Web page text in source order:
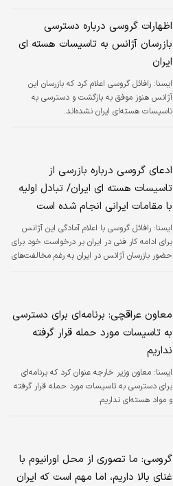
اظهارات گروسی درباره دسترسی
بازرسان آژانس به تاسیسات هسته ای
ایران
ایسنا: رافائل گروسی اعلام کرد که بازرسان این
آژانس هنوز موفق به بازگشت و دسترسی به
تاسیسات هسته‌ای ایران نشده‌اند.
ادعای گروسی درباره بازرسی از
تاسیسات هسته ای ایران/ تبادل اولیه‌
با مقامات ایرانی انجام شده است
ايسنا: رافائل گروسی با اعلام آمادگی این آژانس
برای ادامه کار فنی در ایران بر درخواست خود برای
حضور بازرسان آژانس در ایران به رغم مخالفت‌های
معاون عراقچی: برنامه‌ای برای دسترسی
به تاسیسات مورد حمله قرار گرفته
نداریم
ايسنا: معاون وزیر خارجه عنوان کرد که برنامه‌ای
برای دسترسی به تاسیسات مورد حمله قرار گرفته
و مواد هسته‌ای نداریم.
گروسی: ما تصوری از محل اورانیوم با
غنای بالا داریم، اما مهم است که ایران